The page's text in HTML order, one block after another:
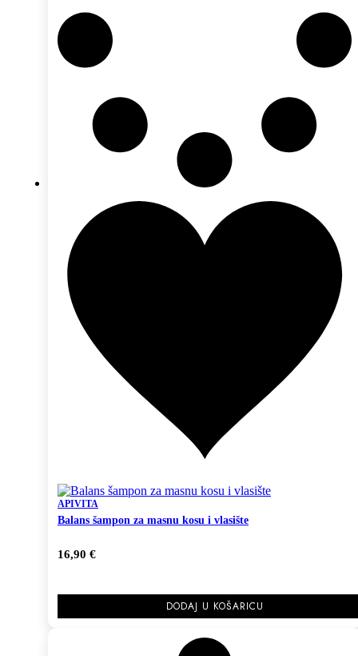
APIVITA
Balans šampon za masnu kosu i vlasište
16,90 €
DODAJ U KOŠARICU